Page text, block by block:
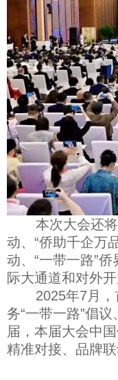
本次大会还将
动、“侨助千企万
动、“一带一路”
际大通道和对外
2025年7月，首
务“一带一路”倡
届，本届大会中
精准对接、品牌